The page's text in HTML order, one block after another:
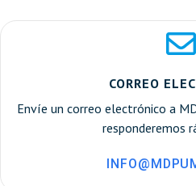
CORREO
Envíe un correo electrónico a
responderemos